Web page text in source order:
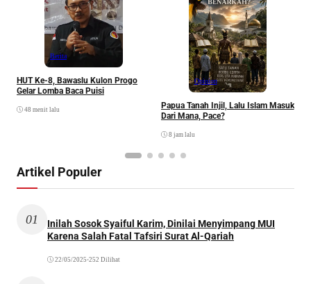
Berita
HUT Ke-8, Bawaslu Kulon Progo
Gelar Lomba Baca Puisi
48 menit lalu
Opinion
Papua Tanah Injil, Lalu Islam Masuk
Dari Mana, Pace?
8 jam lalu
Artikel Populer
01
Inilah Sosok Syaiful Karim, Dinilai Menyimpang MUI
Karena Salah Fatal Tafsiri Surat Al-Qariah
22/05/2025 •252 Dilihat